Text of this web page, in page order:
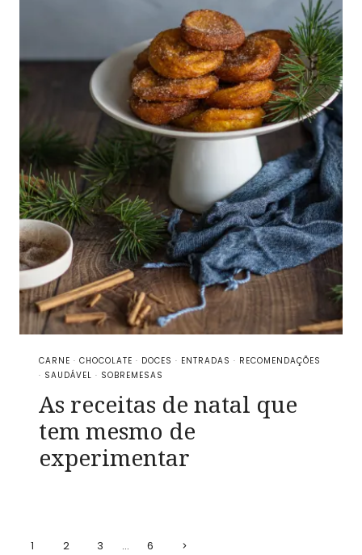
CARNE · CHOCOLATE · DOCES · ENTRADAS · RECOMENDAÇÕES
· SAUDÁVEL · SOBREMESAS
As receitas de natal que
tem mesmo de
experimentar
1 2 3 … 6
Next